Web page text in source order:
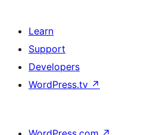
Learn
Support
Developers
WordPress.tv ↗